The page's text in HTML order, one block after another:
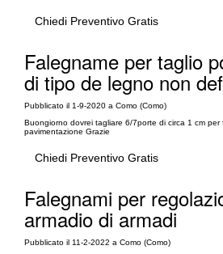
Chiedi Preventivo Gratis
Falegname per taglio
di tipo de legno non
Pubblicato il 1-9-2020 a Como (Como)
Buongiorno dovrei tagliare 6/7porte di circa 1 cm per
pavimentazione Grazie
Chiedi Preventivo Gratis
Falegnami per
armadio di armadi
Pubblicato il 11-2-2022 a Como (Como)